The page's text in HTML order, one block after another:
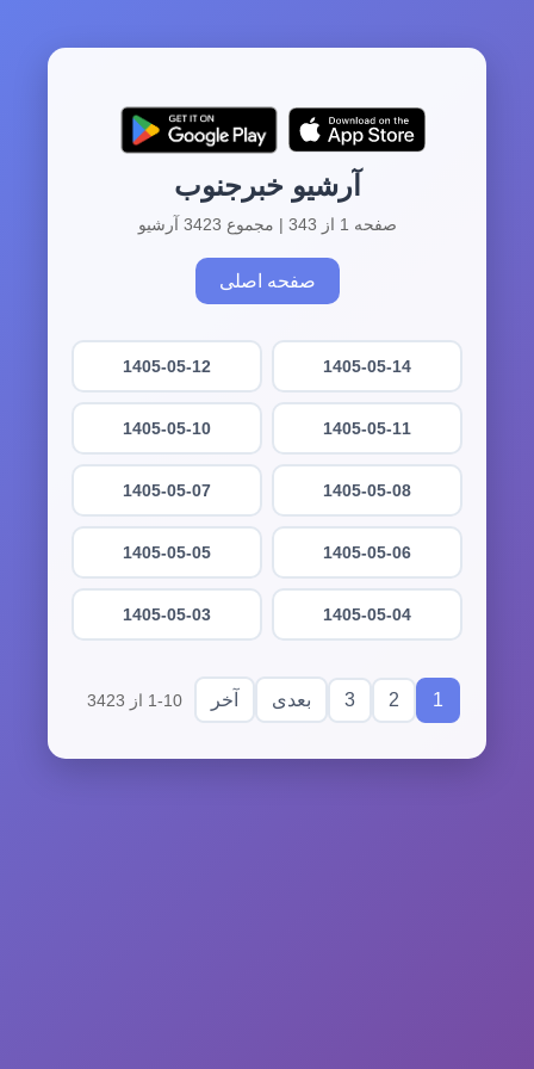
آرشیو خبرجنوب
صفحه 1 از 343 | مجموع 3423 آرشیو
صفحه اصلی
1405-05-14
1405-05-12
1405-05-11
1405-05-10
1405-05-08
1405-05-07
1405-05-06
1405-05-05
1405-05-04
1405-05-03
1
2
3 بعدی آخر 1-10 از 3423